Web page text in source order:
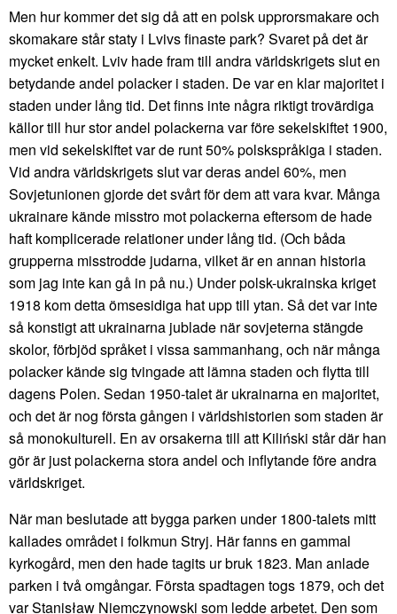
Men hur kommer det sig då att en polsk upprorsmakare och
skomakare står staty i Lvivs finaste park? Svaret på det är
mycket enkelt. Lviv hade fram till andra världskrigets slut en
betydande andel polacker i staden. De var en klar majoritet i
staden under lång tid. Det finns inte några riktigt trovärdiga
källor till hur stor andel polackerna var före sekelskiftet 1900,
men vid sekelskiftet var de runt 50% polskspråkiga i staden.
Vid andra världskrigets slut var deras andel 60%, men
Sovjetunionen gjorde det svårt för dem att vara kvar. Många
ukrainare kände misstro mot polackerna eftersom de hade
haft komplicerade relationer under lång tid. (Och båda
grupperna misstrodde judarna, vilket är en annan historia
som jag inte kan gå in på nu.) Under polsk-ukrainska kriget
1918 kom detta ömsesidiga hat upp till ytan. Så det var inte
så konstigt att ukrainarna jublade när sovjeterna stängde
skolor, förbjöd språket i vissa sammanhang, och när många
polacker kände sig tvingade att lämna staden och flytta till
dagens Polen. Sedan 1950-talet är ukrainarna en majoritet,
och det är nog första gången i världshistorien som staden är
så monokulturell. En av orsakerna till att Kiliński står där han
gör är just polackerna stora andel och inflytande före andra
världskriget.
När man beslutade att bygga parken under 1800-talets mitt
kallades området i folkmun Stryj. Här fanns en gammal
kyrkogård, men den hade tagits ur bruk 1823. Man anlade
parken i två omgångar. Första spadtagen togs 1879, och det
var Stanisław Niemczynowski som ledde arbetet. Den som